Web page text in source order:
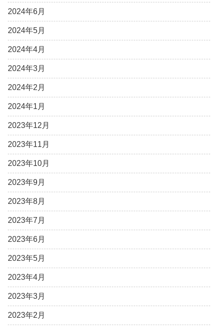
2024年6月
2024年5月
2024年4月
2024年3月
2024年2月
2024年1月
2023年12月
2023年11月
2023年10月
2023年9月
2023年8月
2023年7月
2023年6月
2023年5月
2023年4月
2023年3月
2023年2月